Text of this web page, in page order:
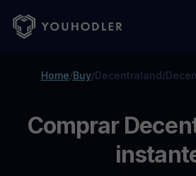
Home/Buy/Decentraland/
Comprar